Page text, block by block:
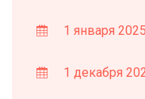
1 января 2025
1 декабря